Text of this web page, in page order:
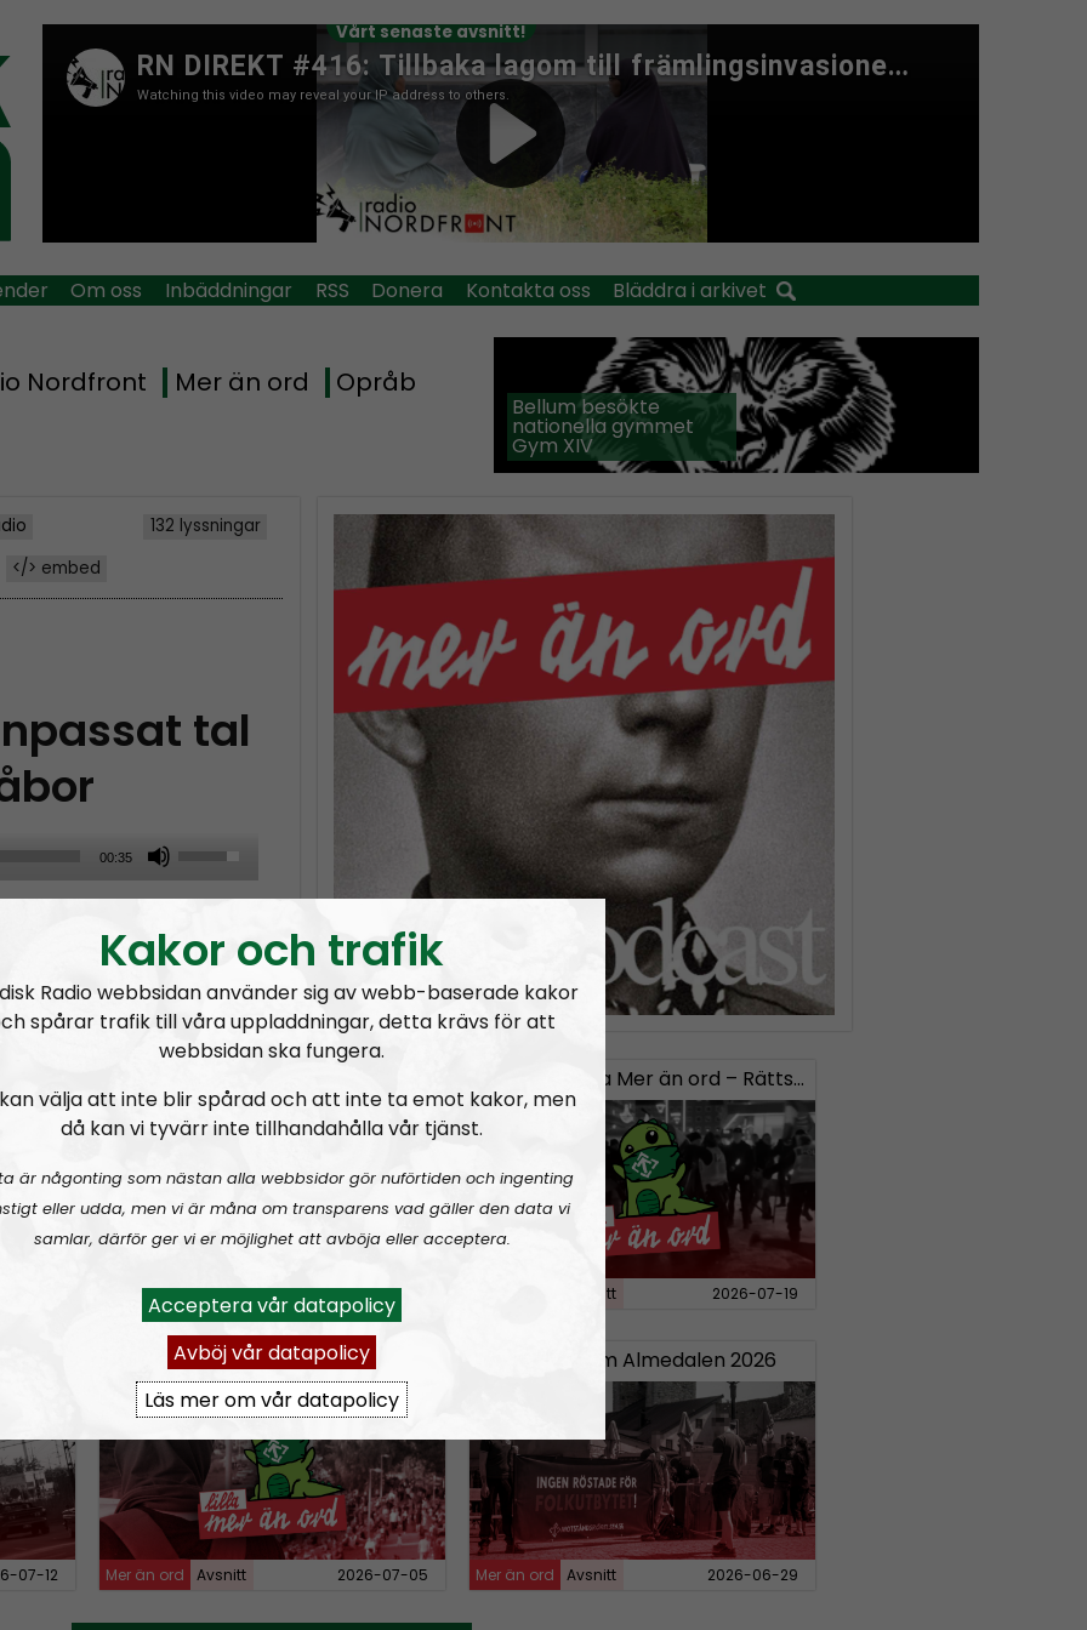
Vårt senaste avsnitt!
Om oss Inbäddningar RSS Donera Kontakta oss Bläddra i arkivet
Nordfront Mer än ord Opråb
Bellum besökte
nationella gymmet
Gym XIV
132 lyssningar
</> embed
tal
00:35
U
U
/
D
w
A
r
o
w
k
y
t
o
i
n
Mer än ord Avsnitt 2026-07-27
Lilla Mer än ord – Rättsväsendet & politiska fångar
Avsnitt 2026-07-19
07-12
MÄO#321:Lilla Mer än ord
Mer än ord Avsnitt 2026-07-05
Om Almedalen 2026
Mer än ord Avsnitt 2026-06-29
Kakor och trafik
Radio webbsidan använder sig av webb-baserade kakor
spårar trafik till våra uppladdningar, detta krävs för att
webbsidan ska fungera.
välja att inte blir spårad och att inte ta emot kakor, men
då kan vi tyvärr inte tillhandahålla vår tjänst.
är någonting som nästan alla webbsidor gör nuförtiden och ingenting
eller udda, men vi är måna om transparens vad gäller den data vi
samlar, därför ger vi er möjlighet att avböja eller acceptera.
Acceptera vår datapolicy
Avböj vår datapolicy
Läs mer om vår datapolicy